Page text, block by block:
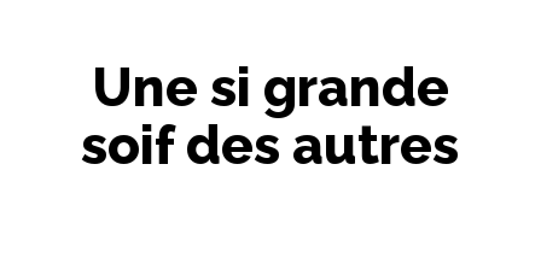
Une si grande
soif des autres